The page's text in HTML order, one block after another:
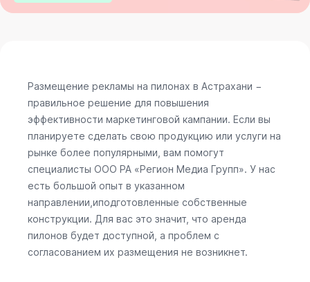
Размещение рекламы на пилонах в Астрахани −
правильное решение для повышения
эффективности маркетинговой кампании. Если вы
планируете сделать свою продукцию или услуги на
рынке более популярными, вам помогут
специалисты ООО РА «Регион Медиа Групп». У нас
есть большой опыт в указанном
направлении,иподготовленные собственные
конструкции. Для вас это значит, что аренда
пилонов будет доступной, а проблем с
согласованием их размещения не возникнет.